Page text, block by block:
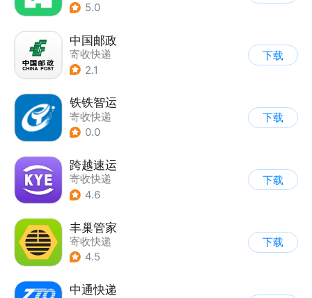
5.0
中国邮政
寄收快递
2.1
下载
铁铁智运
寄收快递
0.0
下载
跨越速运
寄收快递
4.6
下载
丰巢管家
寄收快递
4.5
下载
中通快递